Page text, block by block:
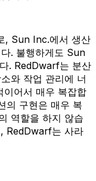
, Sun Inc.에서 생산
. 불행하게도 Sun
. RedDwarf는 분산
와 작업 관리에 너
이어서 매우 복잡합
의 구현은 매우 복
역할을 하지 않습
RedDwarf는 사라